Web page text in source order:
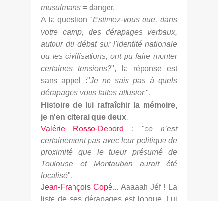
musulmans = danger.
A la question "Estimez-vous que, dans
votre camp, des dérapages verbaux,
autour du débat sur l'identité nationale
ou les civilisations, ont pu faire monter
certaines tensions?", la réponse est
sans appel :"Je ne sais pas à quels
dérapages vous faites allusion".
Histoire de lui rafraîchir la mémoire,
je n'en citerai que deux.
Valérie Rosso-Debord : "ce n’est
certainement pas avec leur politique de
proximité que le tueur présumé de
Toulouse et Montauban auraitété
localisé".
Jean-François Copé... Aaaaah Jéf ! La
liste de ses dérapages est longue. Lui